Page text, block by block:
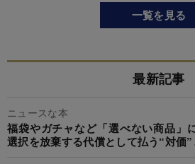
一覧を見る
最新記事
ニュースな本
福袋やガチャなど「選べない商品」
選択を放棄する代償として払う“対価”